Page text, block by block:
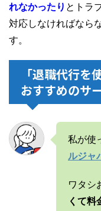
れなかったり とトラ
対応しなければなら
す。
「退職代行を
おすすめのサ
私が使
ルジャ
ワタシ
くて料